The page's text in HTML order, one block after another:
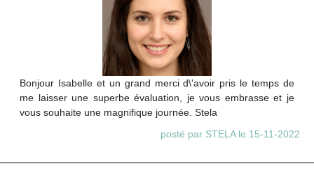
Bonjour Isabelle et un grand merci d\'avoir pris le temps de
me laisser une superbe évaluation, je vous embrasse et je
vous souhaite une magnifique journée. Stela
posté par STELA le 15-11-2022